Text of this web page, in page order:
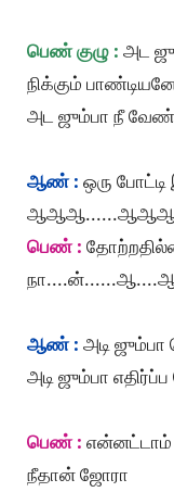
பெண் குழு : அட
நிக்கும்
அட ஜும்பா நீ
ஆண் : ஒரு
பெண் :
ஆண் : அடி
அடி ஜும்பா
பெண் : என்னட்டாம்
நீதான் ஜோரா